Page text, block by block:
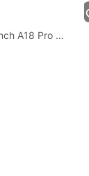
MacBook Neo 13-inch A18 Pro Ram8GB SSD512 Citrus รหัสสินค้า M003